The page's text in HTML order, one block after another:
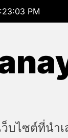
PM
ว็บไซต์ที่นำ